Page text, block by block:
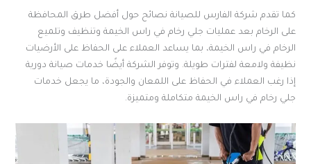
كما تقدم شركة الفارس للصيانة نصائح حول أفضل طرق المحافظة
على الرخام بعد عمليات جلي رخام في راس الخيمة وتنظيف وتلميع
الرخام في راس الخيمة، بما يساعد العملاء على الحفاظ على الأرضيات
نظيفة ولامعة لفترات طويلة. وتوفر الشركة أيضًا خدمات صيانة دورية
إذا رغب العملاء في الحفاظ على اللمعان والجودة، ما يجعل خدمات
جلي رخام في راس الخيمة متكاملة ومتميزة.